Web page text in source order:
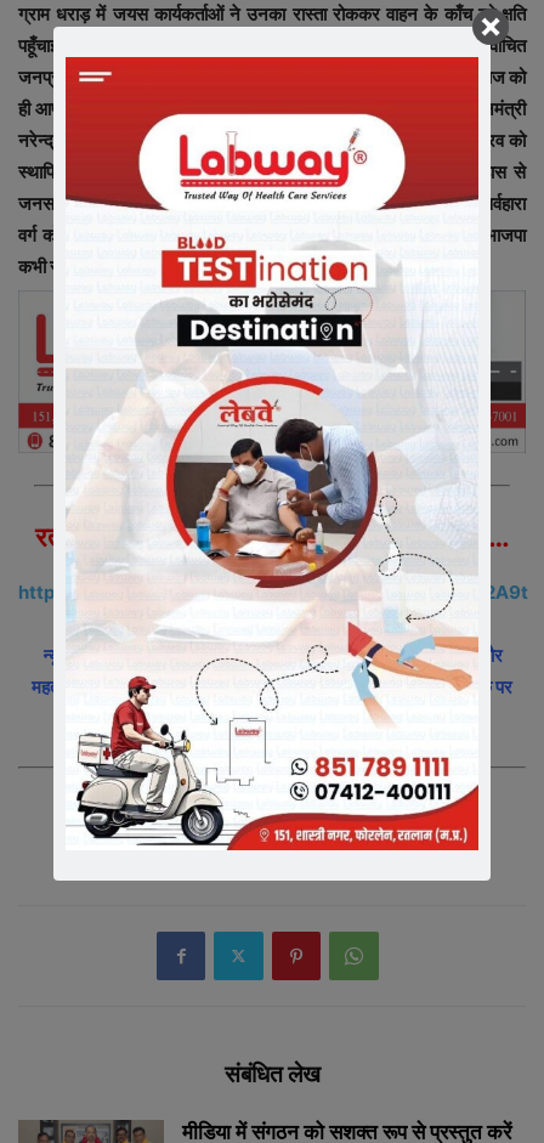
ग्राम धराड़ में जयस कार्यकर्ताओं ने उनका रास्ता रोककर वाहन के काँच को क्षति
पहूँचाई। डामोर एवं मकवाना जनजातीय समुदाय के प्रतिनिधि होकर निर्वाचित
जनप्रतिनिधि है। उन पर हमले की यह घटना साजिश के तहत की गई, जो समाज को
ही आपस में बाँटने का प्रतीक है। उन्होंने कहा कि भारतीय जनता पार्टी प्रधानमंत्री
नरेन्द्र मोदी एंव मुख्यमंत्री शिवराजसिंह चौहान के नेतृत्व में देश के प्राचीन गौरव को
स्थापित करने एवं भगवान बिरसा मुण्डा जैसे वीर सपूतों के गौरवशाली इतिहास से
जनसमुदाय को परिचित कराने का प्रयास कर रही है। भाजपा शासनकाल में सर्वहारा
वर्ग को सम्मानित करने का प्रयास हुआ है। जयस जैसे संगठनों की साजिशे भाजपा
कभी सफल नहीं होने देगी।
रतलामी फीवर के लिए हमें व्हाट्सएप पर ज्वाइन करे…
https://chat.whatsapp.com/I3cXSVVXvVF8Xo4OHT2A9t
न्यूज़ इंडिया 365 – खबरों का रतलामी फीवरके व्हाट्सएप ग्रुप में जुड़ने और
महत्वपूर्ण समाचारो के साथ अपने को अपडेट रखने के लिए, ऊपर दी गयी लिंक पर
क्लिक करे|
संबंधित लेख
मीडिया में संगठन को सशक्त रूप से प्रस्तुत करें